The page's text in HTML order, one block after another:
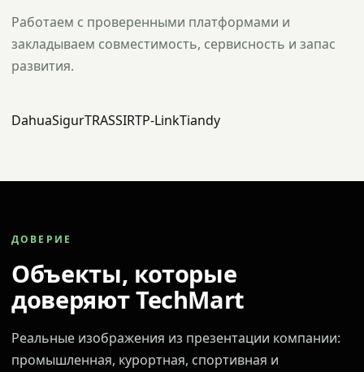
Работаем с проверенными платформами и
закладываем совместимость, сервисность и запас
развития.
DahuaSigurTRASSIRTP-LinkTiandy
ДОВЕРИЕ
Объекты, которые
доверяют TechMart
Реальные изображения из презентации компании:
промышленная, курортная, спортивная и